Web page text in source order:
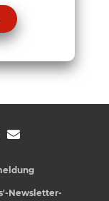
Newsletter-